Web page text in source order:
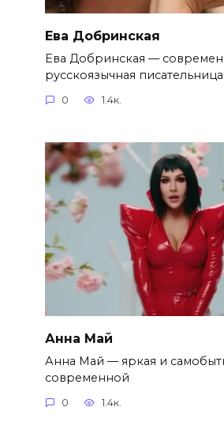
Ева Добринская
Ева Добринская —
русскоязычная писательница
0 1.4к.
Анна Май
Анна Май — яркая и
современной
0 1.4к.